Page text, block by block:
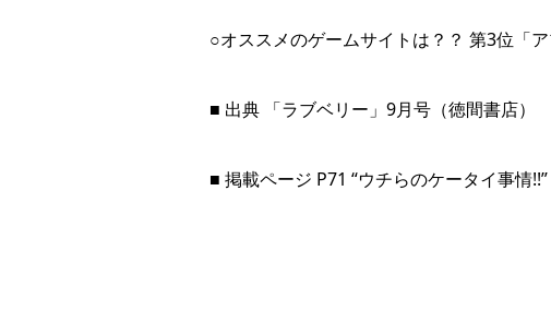
○オススメのゲームサイトは？？ 第3位「
■ 出典 「ラブベリー」9月号（徳間書店）
■ 掲載ページ P71 “ウチらのケータイ事情!!”